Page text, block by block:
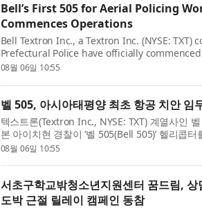
Bell’s First 505 for Aerial Policing
Commences Operations
Bell Textron Inc., a Textron Inc. (NYSE:
Prefectural Police have officially
utilizing the Bell 505, marking a landmark
08월 06일 10:55
벨 505, 아시아태평양 최초 항공 치안 임
텍스트론(Textron Inc., NYSE: TXT) 계열사인
본 아이치현 경찰이 ‘벨 505(Bell 505)’ 헬리콥
적으로 시작했다고 발표했다. 이는 아시아태평
08월 06일 10:55
서초구학교밖청소년지원센터 꿈드림,
도박 근절 릴레이 캠페인 동참